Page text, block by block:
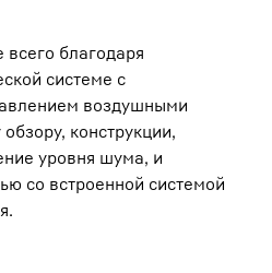
благодаря
системе с
воздушными
конструкции,
уровня шума, и
со встроенной системой